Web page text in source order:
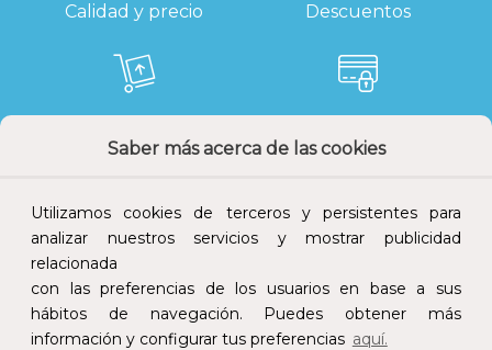
Saber más acerca de las cookies
Utilizamos cookies de terceros y persistentes para
analizar nuestros servicios y mostrar publicidad
relacionada
con las preferencias de los usuarios en base a sus
hábitos de navegación. Puedes obtener más
información y configurar tus preferencias aquí.
Calidad y precio Descuentos
Devoluciones Pago seguro
Atención al cliente